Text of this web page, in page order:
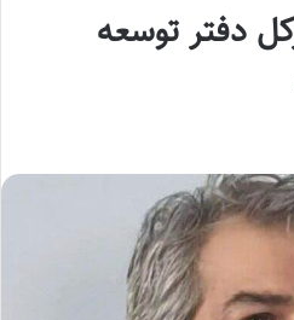
دفتر توسعه